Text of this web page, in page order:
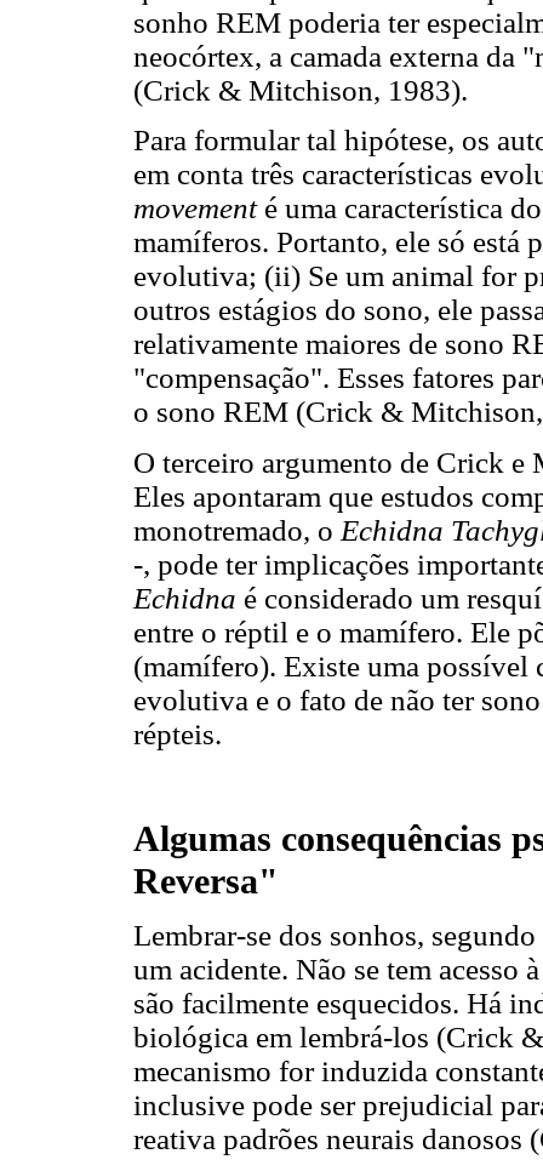
sonho REM poderia ter
neocórtex, a camada externa da
(Crick & Mitchison, 1983).
Para formular tal hipótese, os
em conta três características
movementé uma característica
mamíferos. Portanto, ele só está
evolutiva; (ii) Se um animal for
outros estágios do sono, ele
relativamente maiores de sono
"compensação". Esses fatores
o sono REM (Crick &
O terceiro argumento de Crick e
Eles apontaram que estudos
monotremado, o Echidna
-, pode ter implicações
Echidna é considerado um
entre o réptil e o mamífero. Ele
(mamífero). Existe uma possível
evolutiva e o fato de não ter
répteis.
Algumas consequências
Reversa"
Lembrar-se dos sonhos,
um acidente. Não se tem acesso
são facilmente esquecidos. Há
biológica em lembrá-los (Crick
mecanismo for induzida
inclusive pode ser prejudicial
reativa padrões neurais